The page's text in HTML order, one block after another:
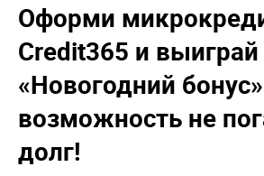
Оформи
Credit365 и выиграй
«Новогодний
возможность не
долг!